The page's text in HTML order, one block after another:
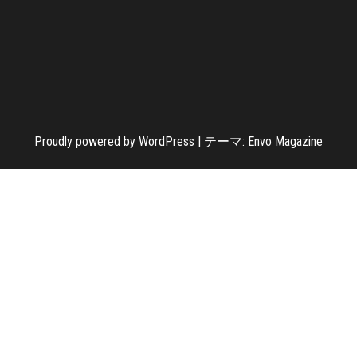
Proudly powered by WordPress | テーマ: Envo Magazine